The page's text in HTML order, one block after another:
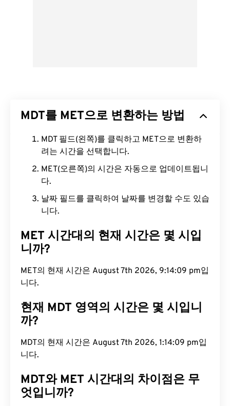
MDT를 MET으로 변환하는 방법
MDT 필드(왼쪽)를 클릭하고 MET으로 변환하
려는 시간을 선택합니다.
MET(오른쪽)의 시간은 자동으로 업데이트됩니
다.
날짜 필드를 클릭하여 날짜를 변경할 수도 있습
니다.
MET 시간대의 현재 시간은 몇 시입
니까?
MET의 현재 시간은 August 7th 2026, 9:14:10 pm입
니다.
현재 MDT 영역의 시간은 몇 시입니
까?
MDT의 현재 시간은 August 7th 2026, 1:14:10 pm입
니다.
MDT와 MET 시간대의 차이점은 무
엇입니까?